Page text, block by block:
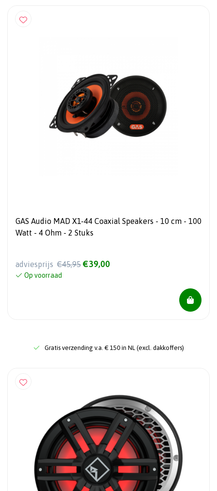
GAS Audio MAD X1-44 Coaxial Speakers - 10 cm - 100
Watt - 4 Ohm - 2 Stuks
adviesprijs €45,95 €39,00
Op voorraad
Gratis verzending v.a. € 150 in NL (excl. dakkoffers)